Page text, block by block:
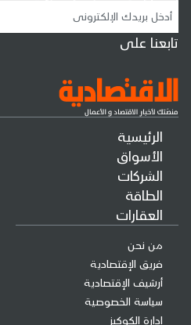
الرئيسية
الأسواق
الشركات
الطاقة
العقارات
من نحن
فريق الإقتصادية
أرشيف الإقتصادية
سياسة الخصوصية
إدارة الكوكيز
تابعنا على